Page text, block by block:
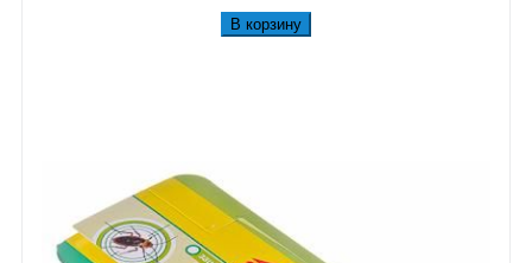
В корзину